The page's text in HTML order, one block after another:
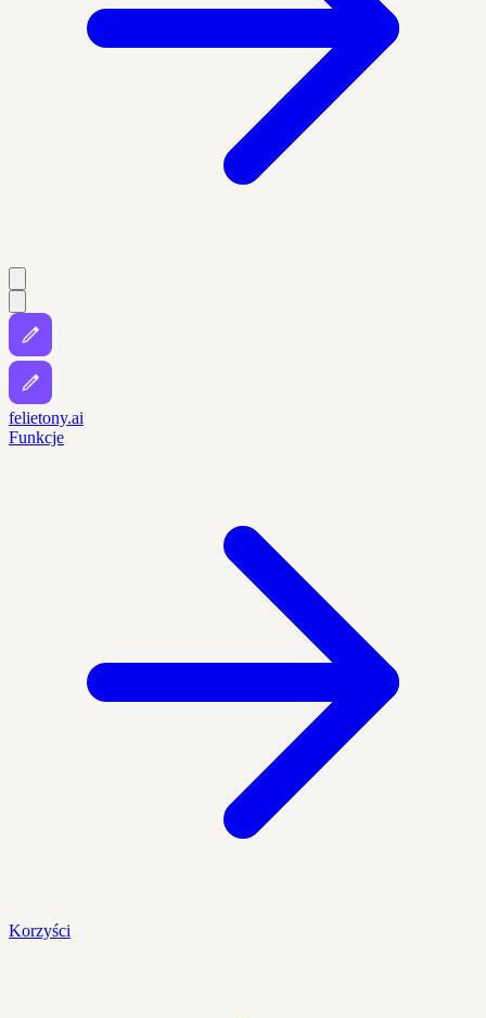
felietony.ai
Funkcje
Korzyści